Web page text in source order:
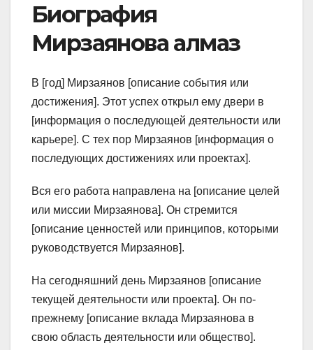
Биография
Мирзаянова алмаз
В [год] Мирзаянов [описание события или
достижения]. Этот успех открыл ему двери в
[информация о последующей деятельности или
карьере]. С тех пор Мирзаянов [информация о
последующих достижениях или проектах].
Вся его работа направлена на [описание целей
или миссии Мирзаянова]. Он стремится
[описание ценностей или принципов, которыми
руководствуется Мирзаянов].
На сегодняшний день Мирзаянов [описание
текущей деятельности или проекта]. Он по-
прежнему [описание вклада Мирзаянова в
свою область деятельности или общество].